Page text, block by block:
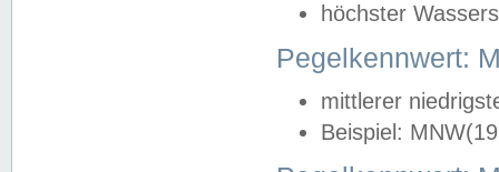
höchster
Pegelkennwert:
mittlerer
Beispiel: